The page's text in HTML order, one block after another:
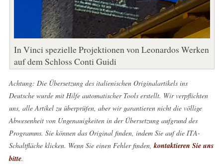
In Vinci spezielle Projektionen von Leonardos Werken
auf dem Schloss Conti Guidi
Achtung: Die Übersetzung des italienischen Originalartikels ins
Deutsche wurde mit Hilfe automatischer Tools erstellt. Wir verpflichten
uns, alle Artikel zu überprüfen, aber wir garantieren nicht die völlige
Abwesenheit von Ungenauigkeiten in der Übersetzung aufgrund des
Programms. Sie können das Original finden, indem Sie auf die ITA-
Schaltfläche klicken. Wenn Sie einen Fehler finden, kontaktieren Sie uns
bitte.